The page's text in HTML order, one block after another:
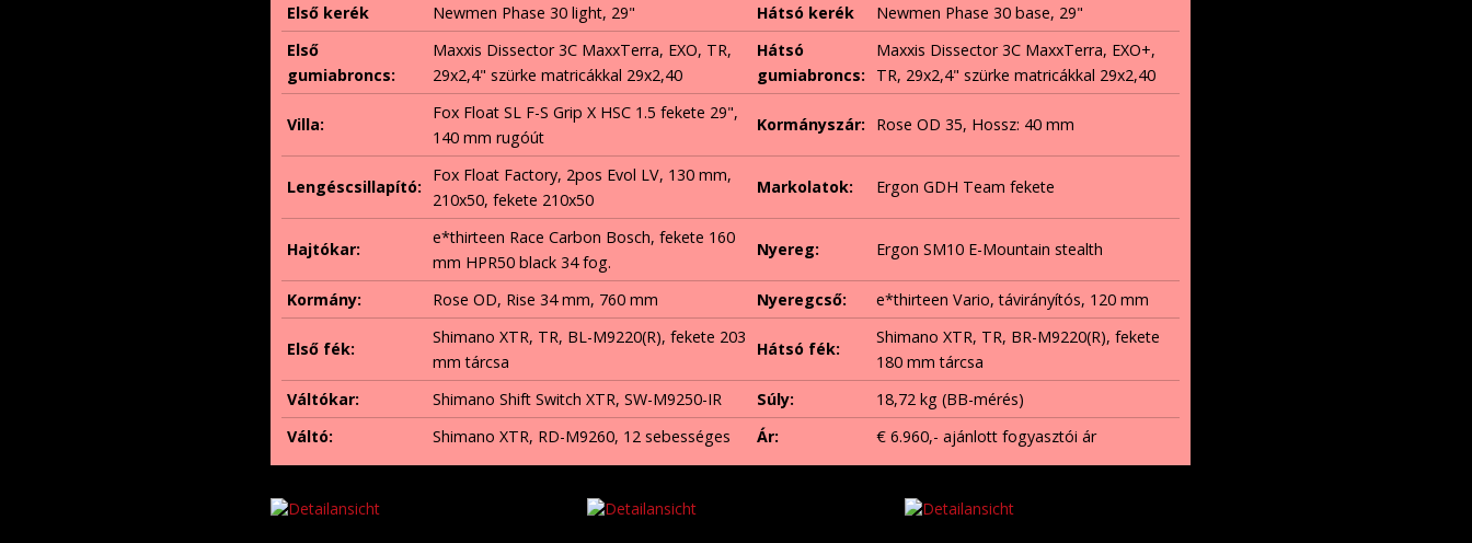
Első kerék
Newmen Phase 30 light, 29" Hátsó kerék
Newmen Phase 30 base, 29"
Első
gumiabroncs:
Maxxis Dissector 3C MaxxTerra, EXO, TR,
29x2,4" szürke matricákkal 29x2,40
Hátsó
gumiabroncs:
Maxxis Dissector 3C MaxxTerra, EXO+,
TR, 29x2,4" szürke matricákkal 29x2,40
Villa:
Fox Float SL F-S Grip X HSC 1.5 fekete 29",
140 mm rugóút
Kormányszár: Rose OD 35, Hossz: 40 mm
Lengéscsillapító:
Fox Float Factory, 2pos Evol LV, 130 mm,
210x50, fekete 210x50
Markolatok: Ergon GDH Team fekete
Hajtókar:
e*thirteen Race Carbon Bosch, fekete 160
mm HPR50 black 34 fog.
Nyereg: Ergon SM10 E-Mountain stealth
Kormány: Rose OD, Rise 34 mm, 760 mm Nyeregcső: e*thirteen Vario, távirányítós, 120 mm
Első fék:
Shimano XTR, TR, BL-M9220(R), fekete 203
mm tárcsa
Hátsó fék:
Shimano XTR, TR, BR-M9220(R), fekete
180 mm tárcsa
Váltókar:
Shimano Shift Switch XTR, SW-M9250-IR Súly:
18,72 kg (BB-mérés)
Váltó:
Shimano XTR, RD-M9260, 12 sebességes Ár: € 6.960,- ajánlott fogyasztói ár